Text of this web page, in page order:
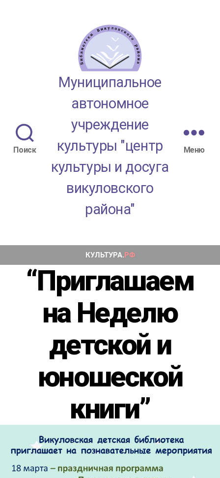
Поиск
МАУК
"ЦКД
района"
Муниципальное
автономное
учреждение
культуры "центр
культуры и досуга
викуловского
района"
Меню
“Приглашаем
на Неделю
детской и
юношеской
книги”